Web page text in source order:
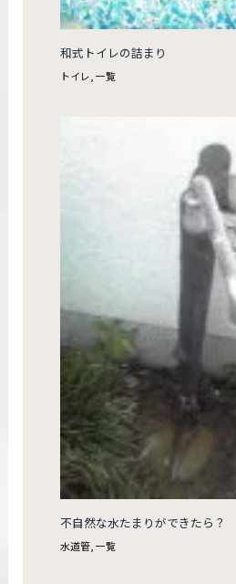
和式トイレの詰まり
トイレ ,一覧
不自然な水たまりができたら？
水道管 ,一覧